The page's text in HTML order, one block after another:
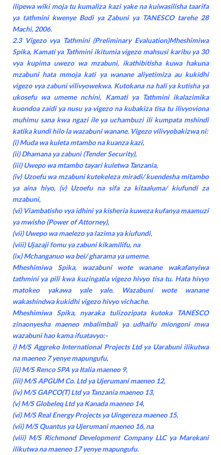
ilipewa wiki moja tu kumaliza kazi yake na kuiwasilisha taarifa
ya tathmini kwenye Bodi ya Zabuni ya TANESCO tarehe 28
Machi, 2006.
2.3 Vigezo vya Tathmini (Preliminary Evaluation)Mheshimiwa
Spika, Kamati ya Tathmini ikitumia vigezo mahsusi karibu ya 30
vya kupima uwezo wa mzabuni, ikathibitisha kuwa hakuna
mzabuni hata mmoja kati ya wanane aliyetimiza au kukidhi
vigezo vya zabuni vilivyowekwa. Kutokana na hali ya kutisha ya
ukosefu wa umeme nchini, Kamati ya Tathmini ikalazimika
kuondoa zaidi ya nusu ya vigezo na kubakiza tisa tu ilivyoviona
muhimu sana kwa ngazi ile ya uchambuzi ili kumpata mshindi
katika kundi hilo la wazabuni wanane. Vigezo vilivyobakizwa ni:
(i) Muda wa kuleta mtambo na kuanza kazi,
(ii) Dhamana ya zabuni (Tender Security),
(iii) Uwepo wa mtambo tayari kuletwa Tanzania,
(iv) Uzoefu wa mzabuni kutekeleza miradi/ kuendesha mitambo
ya aina hiyo, (v) Uzoefu na sifa za kitaaluma/ kiufundi za
mzabuni,
(vi) Viambatisho vya idhini ya kisheria kuweza kufanya maamuzi
ya mwisho (Power of Attorney),
(vii) Uwepo wa maelezo ya lazima ya kiufundi,
(viii) Ujazaji fomu ya zabuni kikamilifu, na
(ix) Mchanganuo wa bei/ gharama ya umeme.
Mheshimiwa Spika, wazabuni wote wanane wakafanyiwa
tathmini ya pili kwa kuzingatia vigezo hivyo tisa tu. Hata hivyo
matokeo yakawa yale yale. Wazabuni wote wanane
wakashindwa kukidhi vigezo hivyo vichache.
Mheshimiwa Spika, nyaraka tulizozipata kutoka TANESCO
zinaonyesha maeneo mbalimbali ya udhaifu miongoni mwa
wazabuni hao kama ifuatavyo:-
i) M/S Aggreko International Projects Ltd ya Uarabuni ilikutwa
na maeneo 7 yenye mapungufu,
(ii) M/S Renco SPA ya Italia maeneo 9,
(iii) M/S APGUM Co. Ltd ya Ujerumani maeneo 12,
(iv) M/S GAPCO(T) Ltd ya Tanzania maeneo 13,
(v) M/S Globeleq Ltd ya Kanada maeneo 14,
(vi) M/S Real Energy Projects ya Uingereza maeneo 15,
(vii) M/S Quantus ya Ujerumani maeneo 16, na
(viii) M/S Richmond Development Company LLC ya Marekani
ilikutwa na maeneo 17 yenye mapungufu.